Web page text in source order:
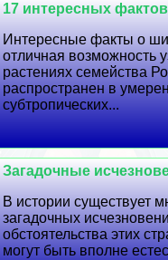
17 интересных
Интересные факты о
отличная возможность
растениях семейства
распространен в
субтропических...
Загадочные
В истории существует
загадочных
обстоятельства этих
могут быть вполне